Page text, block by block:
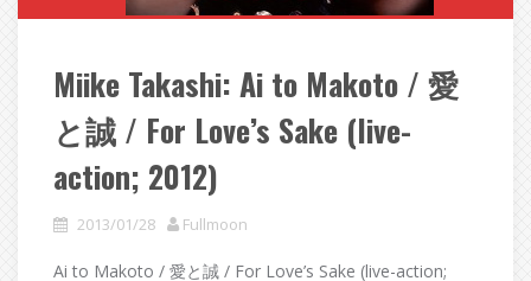
Miike Takashi: Ai to Makoto / 愛
と誠 / For Love’s Sake (live-
action; 2012)
2013/01/28 Fullmoon
Ai to Makoto / 愛と誠 / For Love’s Sake (live-action;